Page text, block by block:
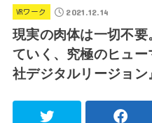
VRワーク 2021.12.14
現実の肉体は一切不
ていく、究極のヒュ
社デジタルリージョン